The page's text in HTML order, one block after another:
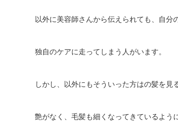
以外に美容師さんから伝えられても、自分
独自のケアに走ってしまう人がいます。
しかし、以外にもそういった方はの髪を見
艶がなく、毛髪も細くなってきているよう